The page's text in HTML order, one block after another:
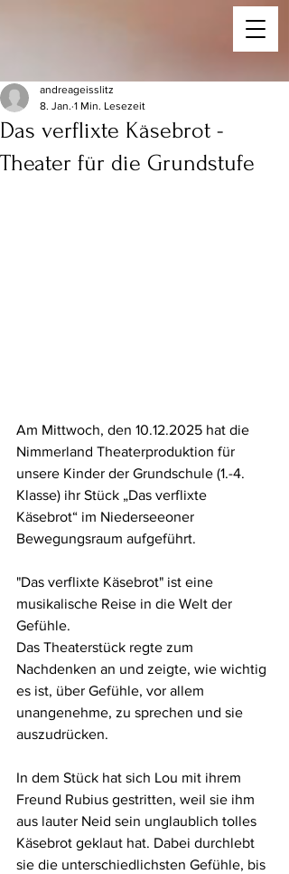
Das verflixte Käsebrot -
Theater für die Grundstufe
andreageisslitz
8. Jan. 1 Min. Lesezeit
Am Mittwoch, den 10.12.2025 hat die
Nimmerland Theaterproduktion für
unsere Kinder der Grundschule (1.-4.
Klasse) ihr Stück „Das verflixte
Käsebrot“ im Niederseeoner
Bewegungsraum aufgeführt.
"Das verflixte Käsebrot" ist eine
musikalische Reise in die Welt der
Gefühle.
Das Theaterstück regte zum
Nachdenken an und zeigte, wie wichtig
es ist, über Gefühle, vor allem
unangenehme, zu sprechen und sie
auszudrücken.
In dem Stück hat sich Lou mit ihrem
Freund Rubius gestritten, weil sie ihm
aus lauter Neid sein unglaublich tolles
Käsebrot geklaut hat. Dabei durchlebt
sie die unterschiedlichsten Gefühle, bis